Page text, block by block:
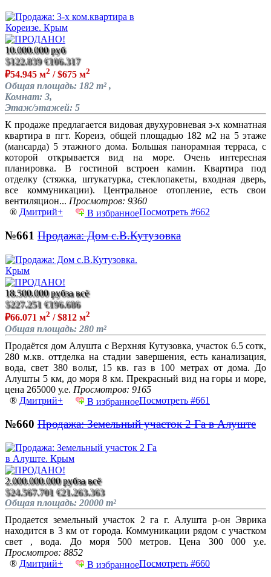
10.000.000 руб
$122.839 €106.317
₽54.945 м2 / $675 м2
Общая площадь: 182 m² ,
Комнат: 3,
Этаж/этажей: 5
К продаже предлагается видовая двухуровневая з-х комнатная
квартира в пгт. Кореиз, общей площадью 182 м2 на 5 этаже
(мансарда) 5 этажного дома. Большая панорамная терраса, с
которой открывается вид на море. Очень интересная
планировка. В гостиной встроен камин. Квартира под
отделку (стяжка, штукатурка, стеклопакеты, входная дверь,
все коммуникации). Центральное отопление, есть свои
вентиляцион... Просмотров: 9360
® Дмитрий+ В избранноеПосмотреть #662
№661 Продажа: Дом с.В.Кутузовка
18.500.000 рубза всё
$227.251 €196.686
₽66.071 м2 / $812 м2
Общая площадь: 280 m²
Продаётся дом Алушта с Верхняя Кутузовка, участок 6.5 сотк,
280 м.кв. оттделка на стадии завершения, есть канализация,
вода, свет 380 вольт, 15 кв. газ в 100 метрах от дома. До
Алушты 5 км, до моря 8 км. Прекрасный вид на горы и море,
цена 265000 у.е. Просмотров: 9165
® Дмитрий+ В избранноеПосмотреть #661
№660 Продажа: Земельный участок 2 Га в Алуште
2.000.000.000 рубза всё
$24.567.701 €21.263.363
Общая площадь: 20000 m²
Продается земельный участок 2 га г. Алушта р-он Эврика
находится в 3 км от города. Коммуникации рядом с участком
свет , вода. До моря 500 метров. Цена 300 000 у.е.
Просмотров: 8852
® Дмитрий+ В избранноеПосмотреть #660